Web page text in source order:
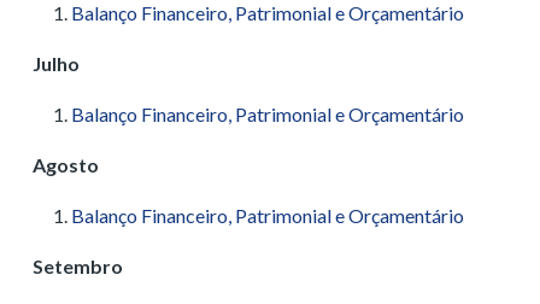
Balanço Financeiro, Patrimonial e Orçamentário
Julho
Balanço Financeiro, Patrimonial e Orçamentário
Agosto
Balanço Financeiro, Patrimonial e Orçamentário
Setembro